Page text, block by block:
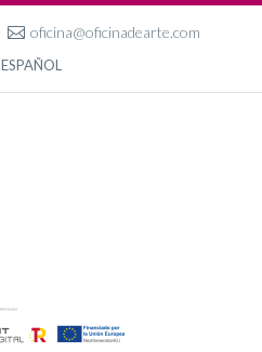
oficina@oficinadearte.com
ESPAÑOL